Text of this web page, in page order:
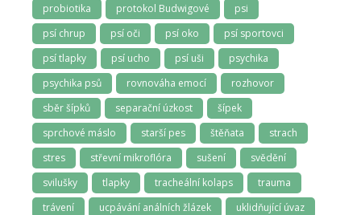
probiotika
protokol Budwigové
psi
psí chrup
psí oči psí oko
psí sportovci
psí tlapky
psí ucho psí uši
psychika
psychika psů
rovnováha emocí
rozhovor
sběr šípků
separační úzkost
šípek
sprchové máslo
starší pes štěňata
strach
stres
střevní mikroflóra sušení
svědění
svilušky
tlapky tracheální kolaps
trauma
trávení
ucpávání análních žlázek
uklidňující úvaz